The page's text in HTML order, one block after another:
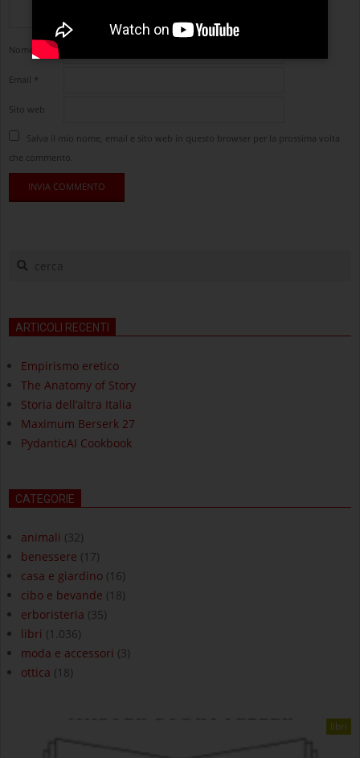
Nome
Email *
Sito web
Salva il mio nome, email e sito web in questo browser per la prossima volta
che commento.
cerca
ARTICOLI RECENTI
Empirismo eretico
The Anatomy of Story
Storia dell’altra Italia
Maximum Berserk 27
PydanticAI Cookbook
CATEGORIE
animali (32)
benessere (17)
casa e giardino (16)
cibo e bevande (18)
erboristeria (35)
libri (1.036)
moda e accessori (3)
ottica (18)
libri